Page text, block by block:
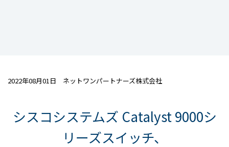
2022年08月01日 ネットワンパートナーズ株式会社
シスコシステムズ Catalyst 9000シ
リーズスイッチ、